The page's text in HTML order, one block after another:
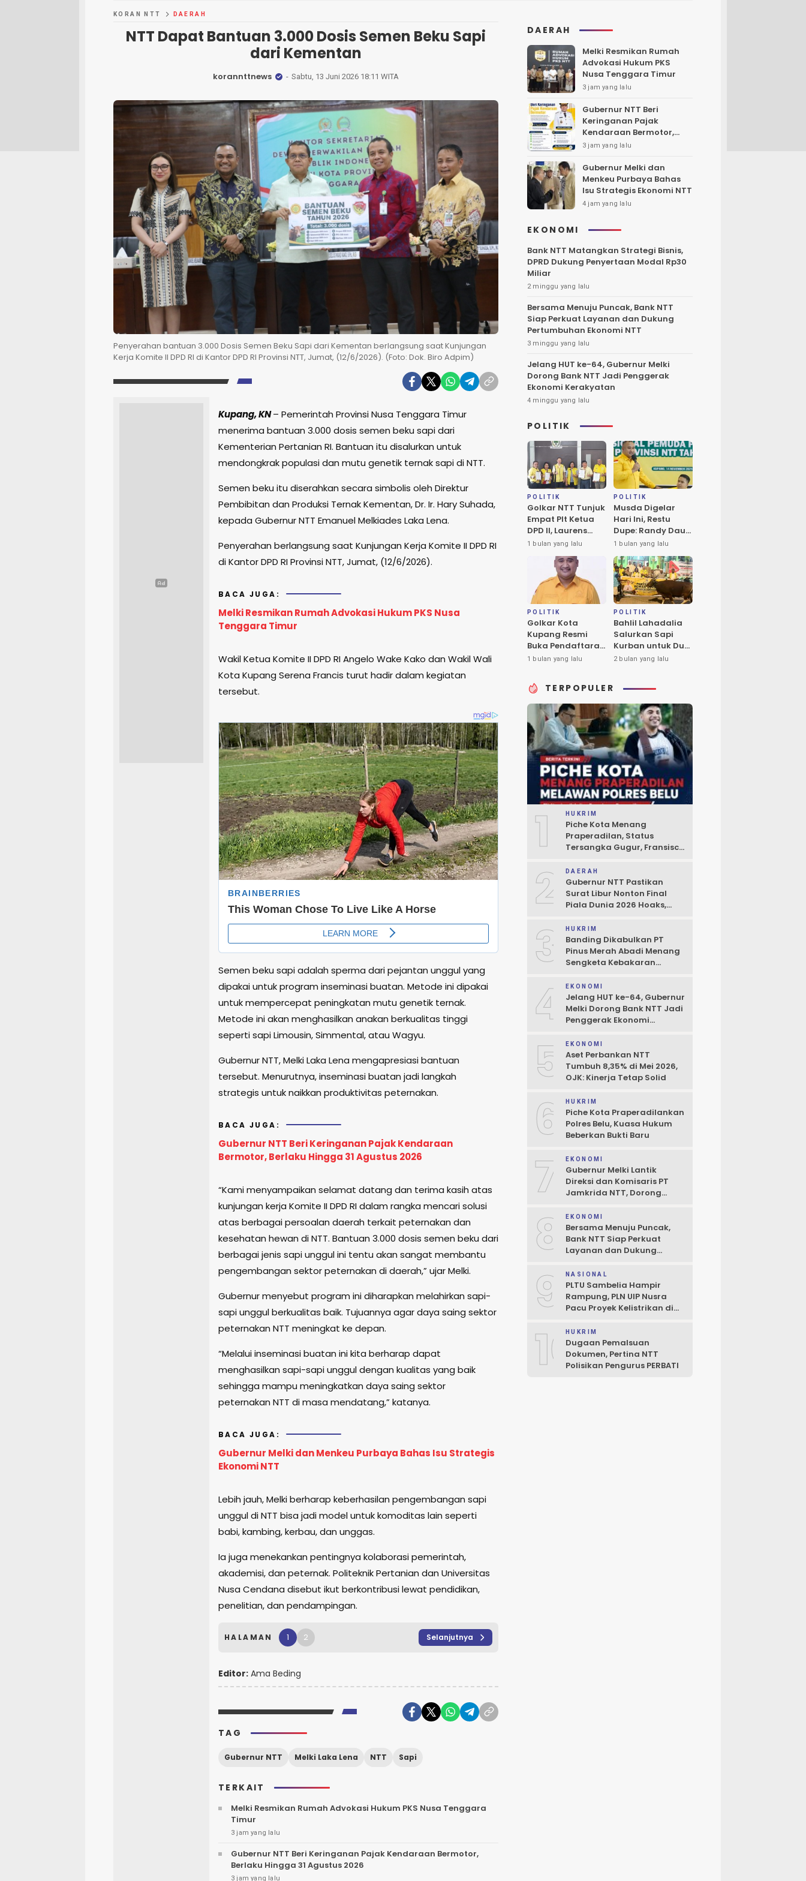
KORAN NTT DAERAH
NTT Dapat Bantuan 3.000 Dosis Semen Beku Sapi
dari Kementan
korannttnews Sabtu, 13 Juni 2026 18:11 WITA
Penyerahan bantuan 3.000 Dosis Semen Beku Sapi dari Kementan berlangsung saat Kunjungan
Kerja Komite II DPD RI di Kantor DPD RI Provinsi NTT, Jumat, (12/6/2026). (Foto: Dok. Biro Adpim)
Kupang, KN– Pemerintah Provinsi Nusa Tenggara Timur
menerima bantuan 3.000 dosis semen beku sapi dari
Kementerian Pertanian RI. Bantuan itu disalurkan untuk
mendongkrak populasi dan mutu genetik ternak sapi di NTT.
Semen beku itu diserahkan secara simbolis oleh Direktur
Pembibitan dan Produksi Ternak Kementan, Dr. Ir. Hary Suhada,
kepada Gubernur NTT Emanuel Melkiades Laka Lena.
Penyerahan berlangsung saat Kunjungan Kerja Komite II DPD RI
di Kantor DPD RI Provinsi NTT, Jumat, (12/6/2026).
BACA JUGA:
Melki Resmikan Rumah Advokasi Hukum PKS Nusa
Tenggara Timur
Wakil Ketua Komite II DPD RI Angelo Wake Kako dan Wakil Wali
Kota Kupang Serena Francis turut hadir dalam kegiatan
tersebut.
Semen beku sapi adalah sperma dari pejantan unggul yang
dipakai untuk program inseminasi buatan. Metode ini dipakai
untuk mempercepat peningkatan mutu genetik ternak.
Metode ini akan menghasilkan anakan berkualitas tinggi
seperti sapi Limousin, Simmental, atau Wagyu.
Gubernur NTT, Melki Laka Lena mengapresiasi bantuan
tersebut. Menurutnya, inseminasi buatan jadi langkah
strategis untuk naikkan produktivitas peternakan.
BACA JUGA:
Gubernur NTT Beri Keringanan Pajak Kendaraan
Bermotor, Berlaku Hingga 31 Agustus 2026
“Kami menyampaikan selamat datang dan terima kasih atas
kunjungan kerja Komite II DPD RI dalam rangka mencari solusi
atas berbagai persoalan daerah terkait peternakan dan
kesehatan hewan di NTT. Bantuan 3.000 dosis semen beku dari
berbagai jenis sapi unggul ini tentu akan sangat membantu
pengembangan sektor peternakan di daerah,” ujar Melki.
Gubernur menyebut program ini diharapkan melahirkan sapi-
sapi unggul berkualitas baik. Tujuannya agar daya saing sektor
peternakan NTT meningkat ke depan.
“Melalui inseminasi buatan ini kita berharap dapat
menghasilkan sapi-sapi unggul dengan kualitas yang baik
sehingga mampu meningkatkan daya saing sektor
peternakan NTT di masa mendatang,” katanya.
BACA JUGA:
Gubernur Melki dan Menkeu Purbaya Bahas Isu Strategis
Ekonomi NTT
Lebih jauh, Melki berharap keberhasilan pengembangan sapi
unggul di NTT bisa jadi model untuk komoditas lain seperti
babi, kambing, kerbau, dan unggas.
Ia juga menekankan pentingnya kolaborasi pemerintah,
akademisi, dan peternak. Politeknik Pertanian dan Universitas
Nusa Cendana disebut ikut berkontribusi lewat pendidikan,
penelitian, dan pendampingan.
HALAMAN 1 2 Selanjutnya
Editor: Ama Beding
TAG
Gubernur NTT Melki Laka Lena NTT Sapi
TERKAIT
Melki Resmikan Rumah Advokasi Hukum PKS Nusa Tenggara
Timur
3 jam yang lalu
Gubernur NTT Beri Keringanan Pajak Kendaraan Bermotor,
Berlaku Hingga 31 Agustus 2026
3 jam yang lalu
DAERAH
Melki Resmikan Rumah
Advokasi Hukum PKS
Nusa Tenggara Timur
3 jam yang lalu
Gubernur NTT Beri
Keringanan Pajak
Kendaraan Bermotor,
Berlaku Hingga 31
3 jam yang lalu
Gubernur Melki dan
Menkeu Purbaya Bahas
Isu Strategis Ekonomi NTT
4 jam yang lalu
EKONOMI
Bank NTT Matangkan Strategi Bisnis,
DPRD Dukung Penyertaan Modal Rp30
Miliar
2 minggu yang lalu
Bersama Menuju Puncak, Bank NTT
Siap Perkuat Layanan dan Dukung
Pertumbuhan Ekonomi NTT
3 minggu yang lalu
Jelang HUT ke-64, Gubernur Melki
Dorong Bank NTT Jadi Penggerak
Ekonomi Kerakyatan
4 minggu yang lalu
POLITIK
POLITIK
Golkar NTT Tunjuk
Empat Plt Ketua
DPD II, Laurens
Leba Tukan Pimpin
Flores Timur
1 bulan yang lalu
POLITIK
Musda Digelar
Hari Ini, Restu
Dupe: Randy Daud
Calon Tunggal
Ketua DPD II
Golkar Kota
Kupang
1 bulan yang lalu
POLITIK
Golkar Kota
Kupang Resmi
Buka Pendaftaran
Calon Ketua DPD
1 bulan yang lalu
POLITIK
Bahlil Lahadalia
Salurkan Sapi
Kurban untuk Dua
Masjid di Kota
2 bulan yang lalu
TERPOPULER
1 HUKRIM
Piche Kota Menang
Praperadilan, Status
Tersangka Gugur, Fransisco
Pendukung
2 DAERAH
Gubernur NTT Pastikan
Surat Libur Nonton Final
Piala Dunia 2026 Hoaks,
Boleh Terhambat
3 HUKRIM
Banding Dikabulkan PT
Pinus Merah Abadi Menang
Sengketa Kebakaran
4 EKONOMI
Jelang HUT ke-64, Gubernur
Melki Dorong Bank NTT Jadi
Penggerak Ekonomi
5 EKONOMI
Aset Perbankan NTT
Tumbuh 8,35% di Mei 2026,
OJK: Kinerja Tetap Solid
6 HUKRIM
Piche Kota Praperadilankan
Polres Belu, Kuasa Hukum
Beberkan Bukti Baru
7 EKONOMI
Gubernur Melki Lantik
Direksi dan Komisaris PT
Jamkrida NTT, Dorong
Kredit UMKM
8 EKONOMI
Bersama Menuju Puncak,
Bank NTT Siap Perkuat
Layanan dan Dukung
9 NASIONAL
PLTU Sambelia Hampir
Rampung, PLN UIP Nusra
Pacu Proyek Kelistrikan di
10HUKRIM
Dugaan Pemalsuan
Dokumen, Pertina NTT
Polisikan Pengurus PERBATI